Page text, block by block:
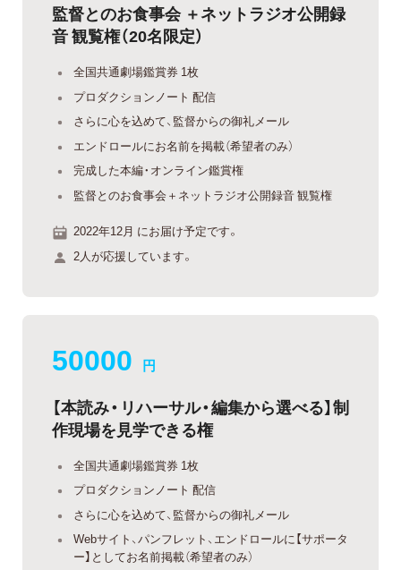
監督とのお食事会 ＋ネットラジオ公開録
音 観覧権（20名限定）
全国共通劇場鑑賞券 1枚
プロダクションノート 配信
さらに心を込めて、監督からの御礼メール
エンドロールにお名前を掲載（希望者のみ）
完成した本編・オンライン鑑賞権
監督とのお食事会＋ネットラジオ公開録音 観覧権
2022年12月 にお届け予定です。
2人が応援しています。
50000 円
【本読み・リハーサル・編集から選べる】制
作現場を見学できる権
全国共通劇場鑑賞券 1枚
プロダクションノート 配信
さらに心を込めて、監督からの御礼メール
Webサイト、パンフレット、エンドロールに【サポータ
ー】としてお名前掲載（希望者のみ）